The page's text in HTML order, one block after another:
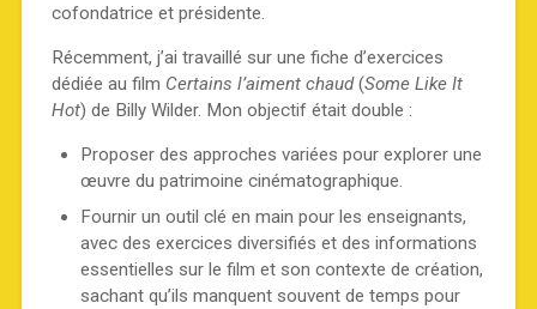
cofondatrice et présidente.
Récemment, j’ai travaillé sur une fiche d’exercices
dédiée au film Certains l’aiment chaud(Some Like It
Hot) de Billy Wilder. Mon objectif était double :
Proposer des approches variées pour explorer une
œuvre du patrimoine cinématographique.
Fournir un outil clé en main pour les enseignants,
avec des exercices diversifiés et des informations
essentielles sur le film et son contexte de création,
sachant qu’ils manquent souvent de temps pour